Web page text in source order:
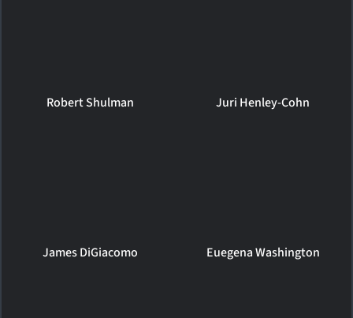
Robert Shulman Juri Henley-Cohn
James DiGiacomo Euegena Washington